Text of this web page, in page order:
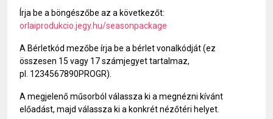
Írja be a böngészőbe az a következőt:
orlaiprodukcio.jegy.hu/seasonpackage
A Bérletkód mezőbe írja be a bérlet vonalkódját (ez
összesen 15 vagy 17 számjegyet tartalmaz,
pl. 1234567890PROGR).
A megjelenő műsorból válassza ki a megnézni kívánt
előadást, majd válassza ki a konkrét nézőtéri helyet.